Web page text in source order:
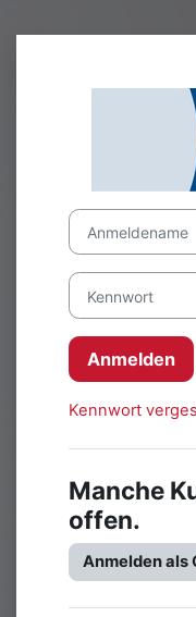
Anmeldename
Kennwort
Anmelden
Kennwort
Manche
offen.
Anmelden als